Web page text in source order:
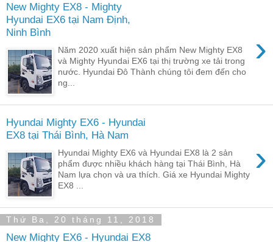
New Mighty EX8 - Mighty
Hyundai EX6 tại Nam Định,
Ninh Bình
›
Năm 2020 xuất hiện sản phẩm New Mighty EX8
và Mighty Hyundai EX6 tại thị trường xe tải trong
nước. Hyundai Đô Thành chúng tôi đem đến cho
ng...
Hyundai Mighty EX6 - Hyundai
EX8 tại Thái Bình, Hà Nam
›
Hyundai Mighty EX6 và Hyundai EX8 là 2 sản
phẩm được nhiều khách hàng tại Thái Bình, Hà
Nam lựa chọn và ưa thích. Giá xe Hyundai Mighty
EX8 ...
Thứ Ba, 20 tháng 11, 2018
New Mighty EX6 - Hyundai EX8